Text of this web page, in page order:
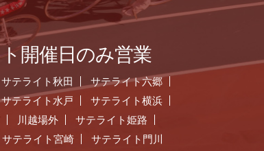
開催日のみ営業
サテライト秋田
サテライト六郷
サテライト水戸
サテライト横浜
川越場外
サテライト姫路
サテライト宮崎 サテライト門川